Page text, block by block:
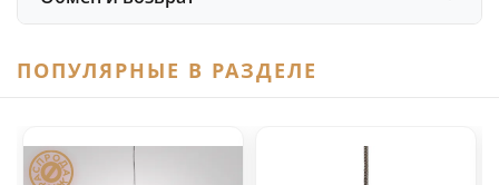
ПОПУЛЯРНЫЕ В РАЗДЕЛЕ